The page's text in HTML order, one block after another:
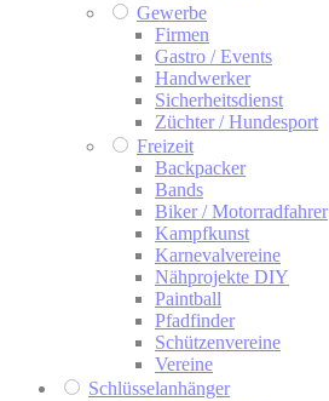
Gewerbe
Firmen
Gastro / Events
Handwerker
Sicherheitsdienst
Züchter / Hundesport
Freizeit
Backpacker
Bands
Biker / Motorradfahrer
Kampfkunst
Karnevalvereine
Nähprojekte DIY
Paintball
Pfadfinder
Schützenvereine
Vereine
Schlüsselanhänger